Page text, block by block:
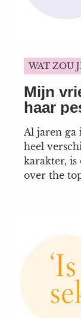
WAT ZOU
Mijn
haar
Al jaren ga
heel
karakter, is
over the
buurvrouw